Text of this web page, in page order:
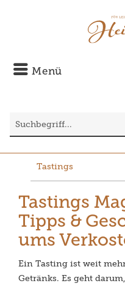
Menü
Tastings
Tastings
Tipps &
ums
Ein Tasting ist weit
Getränks. Es geht